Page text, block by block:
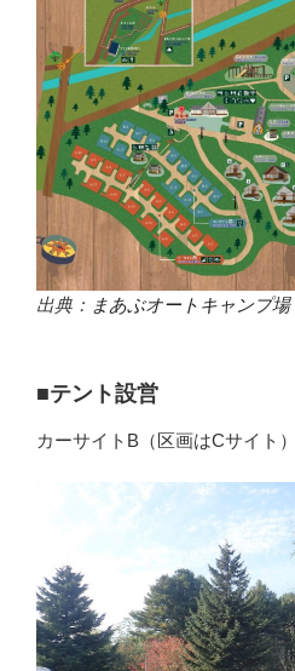
出典： まあぶオートキャンプ場
■テント設営
カーサイトB（区画はCサイト